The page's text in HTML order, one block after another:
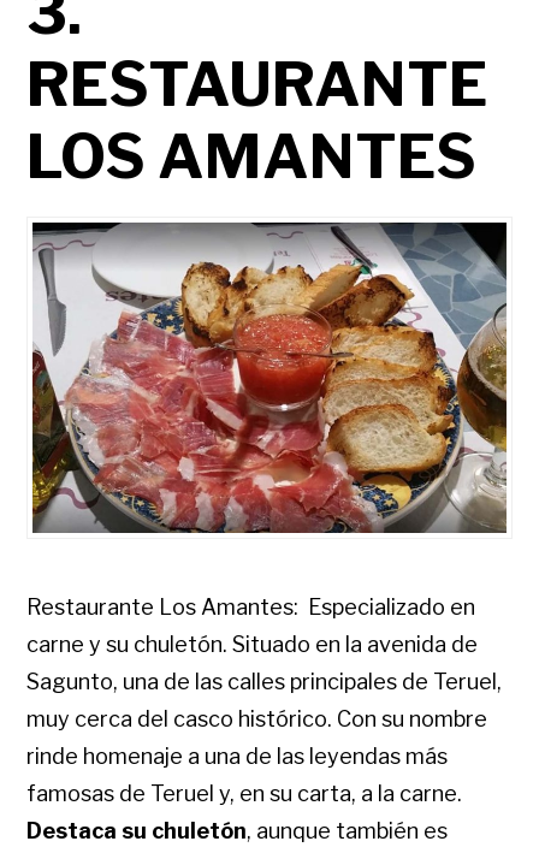
RESTAURANTE
LOS AMANTES
Restaurante Los Amantes: Especializado en
carne y su chuletón. Situado en la avenida de
Sagunto, una de las calles principales de Teruel,
muy cerca del casco histórico. Con su nombre
rinde homenaje a una de las leyendas más
famosas de Teruel y, en su carta, a la carne.
Destaca su chuletón, aunque también es